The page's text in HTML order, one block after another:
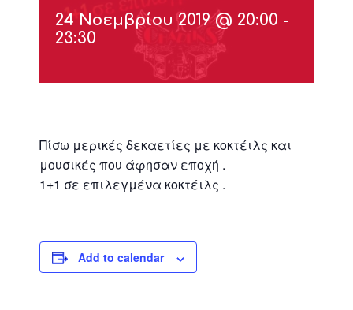
24 Νοεμβρίου 2019 @ 20:00 -
23:30
Πίσω μερικές δεκαετίες με κοκτέιλς και
μουσικές που άφησαν εποχή .
1+1 σε επιλεγμένα κοκτέιλς .
Add to calendar